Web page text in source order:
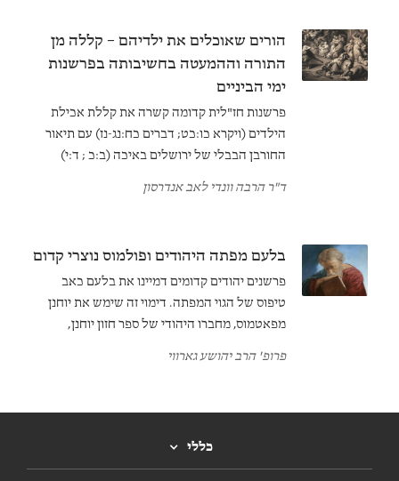
הורים שאוכלים את ילדיהם – קללה מן
התורה וההמעטה בחשיבותה בפרשנות
ימי הביניים
פרשנות חז"לית קדומה קשרה את קללת אכילת
הילדים (ויקרא כו:כט; דברים כח:נג-נז) עם תיאור
החורבן הבבלי של ירושלים באיכה (ב:כ ; ד:י)
וחורבן בית המקדש השני בידי הרומאים. אולם
בימי הביניים פרשנים יהודים מפחיתים מחשיבותו
-12.
ד"ר הרבה וונדי לאב אנדרסון
בלעם מפתה היהודים ופולמוס נוצרי קדום
פרשנים יהודים קדומים דמיינו את בלעם כאב
טיפוס של הגוי המפתה. דימוי זה שימש את יוחנן
מפאטמוס, מחברו היהודי של ספר חזון יוחנן,
פרופ' הרב יהושע גארווי
כללי